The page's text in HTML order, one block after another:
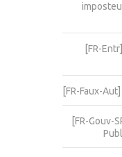
[FR-
[FR-Faux-
[FR-Gouv-